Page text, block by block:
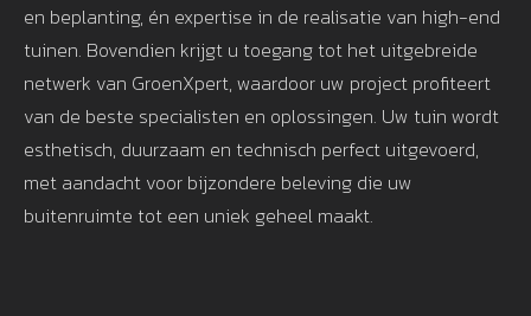
en beplanting, én expertise in de realisatie van high-end
tuinen. Bovendien krijgt u toegang tot het uitgebreide
netwerk van GroenXpert, waardoor uw project profiteert
van de beste specialisten en oplossingen. Uw tuin wordt
esthetisch, duurzaam en technisch perfect uitgevoerd,
met aandacht voor bijzondere beleving die uw
buitenruimte tot een uniek geheel maakt.